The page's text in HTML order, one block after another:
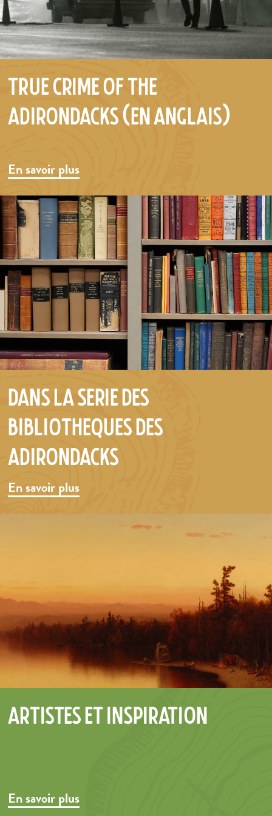
True Crime of the
Adirondacks (en anglais)
En savoir plus
Dans la série des
bibliothèques des
Adirondacks
En savoir plus
Artistes et inspiration
En savoir plus